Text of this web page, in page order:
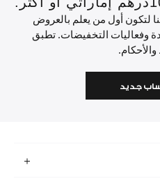
لتكون أول من يعلم بالعروض
وفعاليات التخفيضات. تطبق
جديد